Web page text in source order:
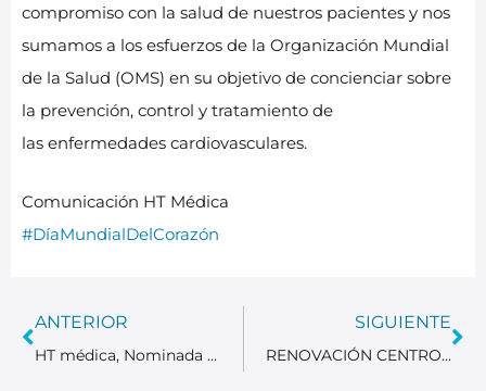
compromiso con la salud de nuestros pacientes y nos
sumamos a los esfuerzos de la Organización Mundial
de la Salud (OMS) en su objetivo de concienciar sobre
la prevención, control y tratamiento de
las enfermedades cardiovasculares.
Comunicación HT Médica
#DíaMundialDelCorazón
ANTERIOR
HT médica, Nominada a los Oscar de la Sanidad
SIGUIENTE
RENOVACIÓN CENTRO HT RESSALTA – El Centro HT Ressalta – H. Cruz Roja se reforma para mejorar el confort de nuestros pacientes y personal asistencial